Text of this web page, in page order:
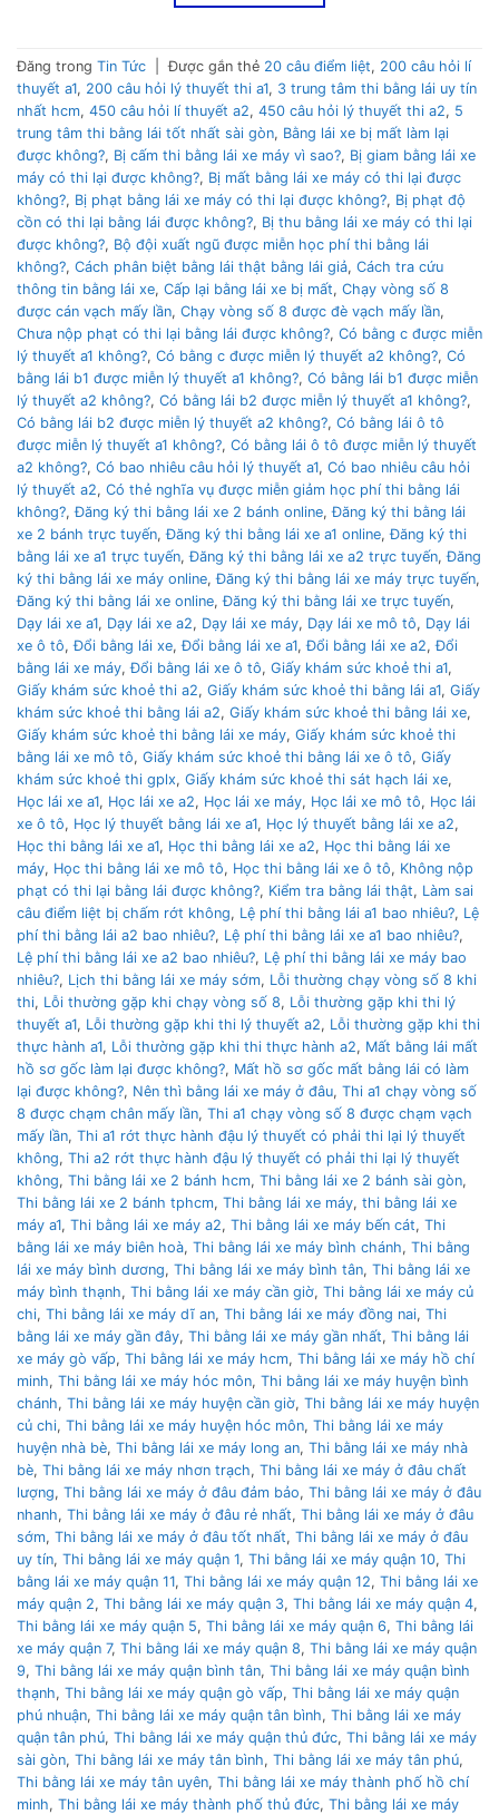
Đăng trong Tin Tức Được gắn thẻ 20 câu điểm liệt, 200 câu hỏi lí
thuyết a1, 200 câu hỏi lý thuyết thi a1, 3 trung tâm thi bằng lái uy tín
nhất hcm, 450 câu hỏi lí thuyết a2, 450 câu hỏi lý thuyết thi a2, 5
trung tâm thi bằng lái tốt nhất sài gòn, Bằng lái xe bị mất làm lại
được không?, Bị cấm thi bằng lái xe máy vì sao?, Bị giam bằng lái xe
máy có thi lại được không?, Bị mất bằng lái xe máy có thi lại được
không?, Bị phạt bằng lái xe máy có thi lại được không?, Bị phạt độ
cồn có thi lại bằng lái được không?, Bị thu bằng lái xe máy có thi lại
được không?, Bộ đội xuất ngũ được miễn học phí thi bằng lái
không?, Cách phân biệt bằng lái thật bằng lái giả, Cách tra cứu
thông tin bằng lái xe, Cấp lại bằng lái xe bị mất, Chạy vòng số 8
được cán vạch mấy lần, Chạy vòng số 8 được đè vạch mấy lần,
Chưa nộp phạt có thi lại bằng lái được không?, Có bằng c được miễn
lý thuyết a1 không?, Có bằng c được miễn lý thuyết a2 không?, Có
bằng lái b1 được miễn lý thuyết a1 không?, Có bằng lái b1 được miễn
lý thuyết a2 không?, Có bằng lái b2 được miễn lý thuyết a1 không?,
Có bằng lái b2 được miễn lý thuyết a2 không?, Có bằng lái ô tô
được miễn lý thuyết a1 không?, Có bằng lái ô tô được miễn lý thuyết
a2 không?, Có bao nhiêu câu hỏi lý thuyết a1, Có bao nhiêu câu hỏi
lý thuyết a2, Có thẻ nghĩa vụ được miễn giảm học phí thi bằng lái
không?,Đăng ký thi bằng lái xe 2 bánh online,Đăng ký thi bằng lái
xe 2 bánh trực tuyến,Đăng ký thi bằng lái xe a1 online,Đăng ký thi
bằng lái xe a1 trực tuyến,Đăng ký thi bằng lái xe a2 trực tuyến,Đăng
ký thi bằng lái xe máy online,Đăng ký thi bằng lái xe máy trực tuyến,
Đăng ký thi bằng lái xe online,Đăng ký thi bằng lái xe trực tuyến,
Dạy lái xe a1, Dạy lái xe a2, Dạy lái xe máy, Dạy lái xe mô tô, Dạy lái
xe ô tô,Đổi bằng lái xe,Đổi bằng lái xe a1,Đổi bằng lái xe a2,Đổi
bằng lái xe máy,Đổi bằng lái xe ô tô, Giấy khám sức khoẻ thi a1,
Giấy khám sức khoẻ thi a2, Giấy khám sức khoẻ thi bằng lái a1, Giấy
khám sức khoẻ thi bằng lái a2, Giấy khám sức khoẻ thi bằng lái xe,
Giấy khám sức khoẻ thi bằng lái xe máy, Giấy khám sức khoẻ thi
bằng lái xe mô tô, Giấy khám sức khoẻ thi bằng lái xe ô tô, Giấy
khám sức khoẻ thi gplx, Giấy khám sức khoẻ thi sát hạch lái xe,
Học lái xe a1, Học lái xe a2, Học lái xe máy, Học lái xe mô tô, Học lái
xe ô tô, Học lý thuyết bằng lái xe a1, Học lý thuyết bằng lái xe a2,
Học thi bằng lái xe a1, Học thi bằng lái xe a2, Học thi bằng lái xe
máy, Học thi bằng lái xe mô tô, Học thi bằng lái xe ô tô, Không nộp
phạt có thi lại bằng lái được không?, Kiểm tra bằng lái thật, Làm sai
câu điểm liệt bị chấm rớt không, Lệ phí thi bằng lái a1 bao nhiêu?, Lệ
phí thi bằng lái a2 bao nhiêu?, Lệ phí thi bằng lái xe a1 bao nhiêu?,
Lệ phí thi bằng lái xe a2 bao nhiêu?, Lệ phí thi bằng lái xe máy bao
nhiêu?, Lịch thi bằng lái xe máy sớm, Lỗi thường chạy vòng số 8 khi
thi, Lỗi thường gặp khi chạy vòng số 8, Lỗi thường gặp khi thi lý
thuyết a1, Lỗi thường gặp khi thi lý thuyết a2, Lỗi thường gặp khi thi
thực hành a1, Lỗi thường gặp khi thi thực hành a2, Mất bằng lái mất
hồ sơ gốc làm lại được không?, Mất hồ sơ gốc mất bằng lái có làm
lại được không?, Nên thì bằng lái xe máy ở đâu, Thi a1 chạy vòng số
8 được chạm chân mấy lần, Thi a1 chạy vòng số 8 được chạm vạch
mấy lần, Thi a1 rớt thực hành đậu lý thuyết có phải thi lại lý thuyết
không, Thi a2 rớt thực hành đậu lý thuyết có phải thi lại lý thuyết
không, Thi bằng lái xe 2 bánh hcm, Thi bằng lái xe 2 bánh sài gòn,
Thi bằng lái xe 2 bánh tphcm, Thi bằng lái xe máy, thi bằng lái xe
máy a1, Thi bằng lái xe máy a2, Thi bằng lái xe máy bến cát, Thi
bằng lái xe máy biên hoà, Thi bằng lái xe máy bình chánh, Thi bằng
lái xe máy bình dương, Thi bằng lái xe máy bình tân, Thi bằng lái xe
máy bình thạnh, Thi bằng lái xe máy cần giờ, Thi bằng lái xe máy củ
chi, Thi bằng lái xe máy dĩ an, Thi bằng lái xe máy đồng nai, Thi
bằng lái xe máy gần đây, Thi bằng lái xe máy gần nhất, Thi bằng lái
xe máy gò vấp, Thi bằng lái xe máy hcm, Thi bằng lái xe máy hồ chí
minh, Thi bằng lái xe máy hóc môn, Thi bằng lái xe máy huyện bình
chánh, Thi bằng lái xe máy huyện cần giờ, Thi bằng lái xe máy huyện
củ chi, Thi bằng lái xe máy huyện hóc môn, Thi bằng lái xe máy
huyện nhà bè, Thi bằng lái xe máy long an, Thi bằng lái xe máy nhà
bè, Thi bằng lái xe máy nhơn trạch, Thi bằng lái xe máy ở đâu chất
lượng, Thi bằng lái xe máy ở đâu đảm bảo, Thi bằng lái xe máy ở đâu
nhanh, Thi bằng lái xe máy ở đâu rẻ nhất, Thi bằng lái xe máy ở đâu
sớm, Thi bằng lái xe máy ở đâu tốt nhất, Thi bằng lái xe máy ở đâu
uy tín, Thi bằng lái xe máy quận 1, Thi bằng lái xe máy quận 10, Thi
bằng lái xe máy quận 11, Thi bằng lái xe máy quận 12, Thi bằng lái xe
máy quận 2, Thi bằng lái xe máy quận 3, Thi bằng lái xe máy quận 4,
Thi bằng lái xe máy quận 5, Thi bằng lái xe máy quận 6, Thi bằng lái
xe máy quận 7, Thi bằng lái xe máy quận 8, Thi bằng lái xe máy quận
9, Thi bằng lái xe máy quận bình tân, Thi bằng lái xe máy quận bình
thạnh, Thi bằng lái xe máy quận gò vấp, Thi bằng lái xe máy quận
phú nhuận, Thi bằng lái xe máy quận tân bình, Thi bằng lái xe máy
quận tân phú, Thi bằng lái xe máy quận thủ đức, Thi bằng lái xe máy
sài gòn, Thi bằng lái xe máy tân bình, Thi bằng lái xe máy tân phú,
Thi bằng lái xe máy tân uyên, Thi bằng lái xe máy thành phố hồ chí
minh, Thi bằng lái xe máy thành phố thủ đức, Thi bằng lái xe máy